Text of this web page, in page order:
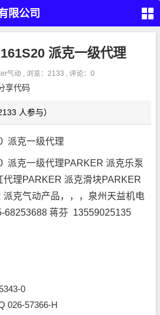
限公司
派克一级代理
气动 , 浏览：2133 , 评论：0
享代码
人参与）
派克一级代理
派克一级代理PARKER 派克乐泵
代理PARKER 派克滑块PARKER
派克气动产品，，，泉州天益机电
68253688 蒋芬 13559025135
0
026-57366-H